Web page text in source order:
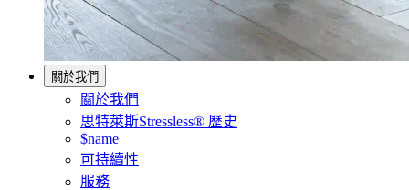
關於我們
關於我們
思特萊斯Stressless® 歷史
$name
可持續性
服務